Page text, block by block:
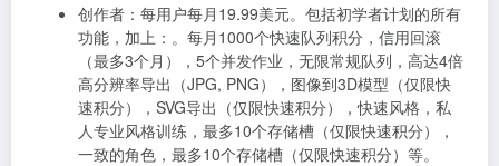
创作者：每用户每月19.99美元。包括初学者计划的所有
功能，加上：。每月1000个快速队列积分，信用回滚
（最多3个月），5个并发作业，无限常规队列，高达4倍
高分辨率导出（JPG, PNG），图像到3D模型（仅限快
速积分），SVG导出（仅限快速积分），快速风格，私
人专业风格训练，最多10个存储槽（仅限快速积分），
一致的角色，最多10个存储槽（仅限快速积分）等。